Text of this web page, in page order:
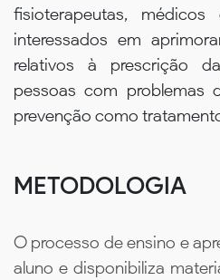
fisioterapeutas,
interessados em
relativos à prescrição
pessoas com problemas
prevenção como
METODOLOGIA
O processo de ensino e
aluno e disponibiliza